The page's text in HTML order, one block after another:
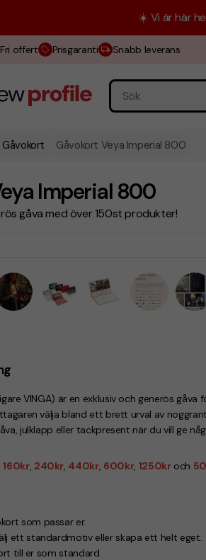
☀️ Vi är här
Fri offert Prisgaranti Snabb leverans
Gåvokort Gåvokort Veya Imperial 800
Imperial 800
gåva med över 150st produkter!
VINGA) är en exklusiv och generös
välja bland ett brett urval av
julklapp eller tackpresent när du vill ge
160kr, 240kr, 440kr, 600kr, 1250kroch
som passar er.
ett standardmotiv eller skapa ett helt eget.
till er som standard.